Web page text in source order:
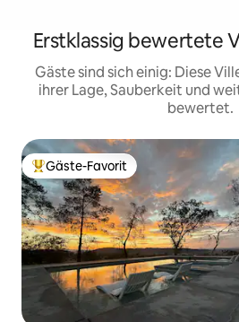
Erstklassig bewertete
Gäste sind sich einig: Diese
ihrer Lage, Sauberkeit und
bewertet.
Beliebter Gäste-Favorit.
Gäste-Favorit